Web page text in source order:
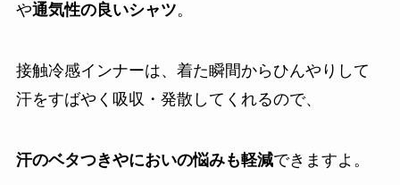
や通気性の良いシャツ。
接触冷感インナーは、着た瞬間からひんやりして
汗をすばやく吸収・発散してくれるので、
汗のベタつきやにおいの悩みも軽減できますよ。